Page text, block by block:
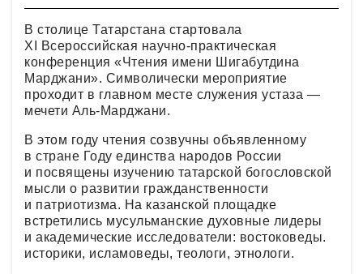
В столице Татарстана стартовала
XI Всероссийская научно-практическая
конференция «Чтения имени Шигабутдина
Марджани». Символически мероприятие
проходит в главном месте служения устаза —
мечети Аль-Марджани.
В этом году чтения созвучны объявленному
в стране Году единства народов России
и посвящены изучению татарской богословской
мысли о развитии гражданственности
и патриотизма. На казанской площадке
встретились мусульманские духовные лидеры
и академические исследователи: востоковеды.
историки, исламоведы, теологи, этнологи.